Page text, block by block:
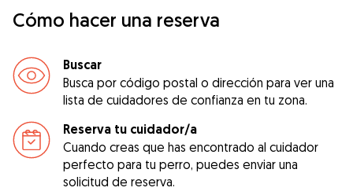
Cómo hacer una reserva
Buscar
Busca por código postal o dirección para ver una
lista de cuidadores de confianza en tu zona.
Reserva tu cuidador/a
Cuando creas que has encontrado al cuidador
perfecto para tu perro, puedes enviar una
solicitud de reserva.